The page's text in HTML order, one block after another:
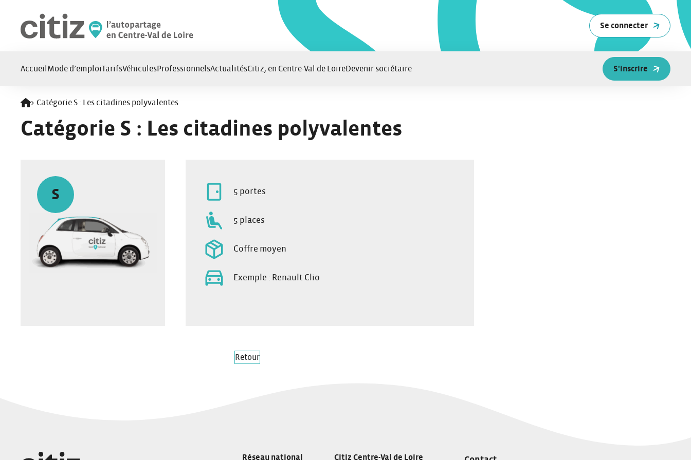
Se connecter
Accueil Mode d’emploiTarifsVéhiculesProfessionnelsActualitésCitiz, en Centre-Val de LoireDevenir sociétaire S'inscrire
Retour à l'accueil
> Catégorie S : Les citadines polyvalentes
Catégorie S : Les citadines polyvalentes
S 5 portes
5 places
Coffre moyen
Exemple : Renault Clio
Retour
Réseau national Citiz Centre-Val de Loire